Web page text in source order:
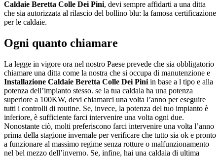
Caldaie Beretta Colle Dei Pini, devi sempre affidarti a una ditta
che sia autorizzata al rilascio del bollino blu: la famosa certificazione
per le caldaie.
Ogni quanto chiamare
La legge in vigore ora nel nostro Paese prevede che sia obbligatorio
chiamare una ditta come la nostra che si occupa di manutenzione e
Installazione Caldaie Beretta Colle Dei Pini in base a l tipo e alla
potenza dell’impianto stesso. se la tua caldaia ha una potenza
superiore a 100KW, devi chiamarci una volta l’anno per eseguire
tutti i controlli di routine. Se, invece, la potenza del tuo impianto è
inferiore, è sufficiente farci intervenire una volta ogni due.
Nonostante ciò, molti preferiscono farci intervenire una volta l’anno
prima della stagione invernale per verificare che tutto sia ok e pronto
a funzionare al massimo regime senza rotture o malfunzionamento
nel bel mezzo dell’inverno. Se, infine, hai una caldaia di ultima